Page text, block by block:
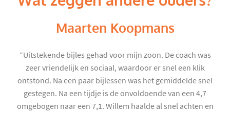
Maarten Koopmans
“Uitstekende bijles gehad voor mijn zoon. De coach was
zeer vriendelijk en sociaal, waardoor er snel een klik
ontstond. Na een paar bijlessen was het gemiddelde snel
gestegen. Na een tijdje is de onvoldoende van een 4,7
omgebogen naar een 7,1. Willem haalde al snel achten en